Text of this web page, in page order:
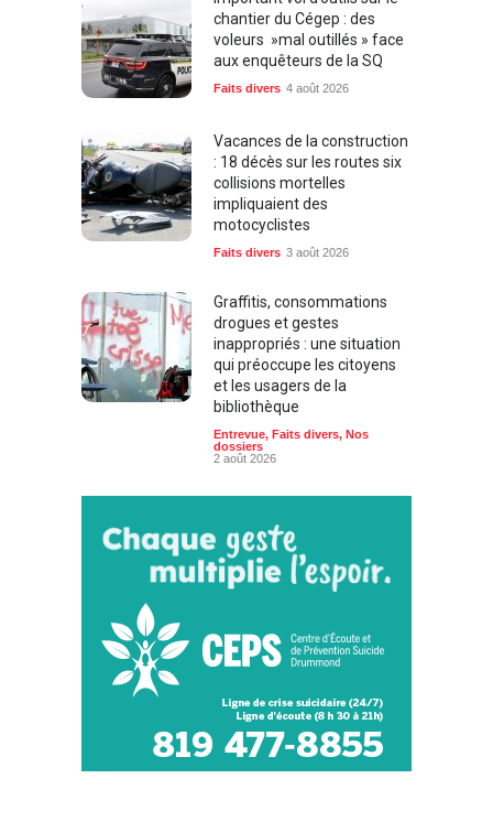
chantier du Cégep : des
voleurs »mal outillés » face
aux enquêteurs de la SQ
Faits divers 4 août 2026
Vacances de la construction
: 18 décès sur les routes six
collisions mortelles
impliquaient des
motocyclistes
Faits divers 3 août 2026
Graffitis, consommations
drogues et gestes
inappropriés : une situation
qui préoccupe les citoyens
et les usagers de la
bibliothèque
Entrevue, Faits divers, Nos
dossiers
2 août 2026